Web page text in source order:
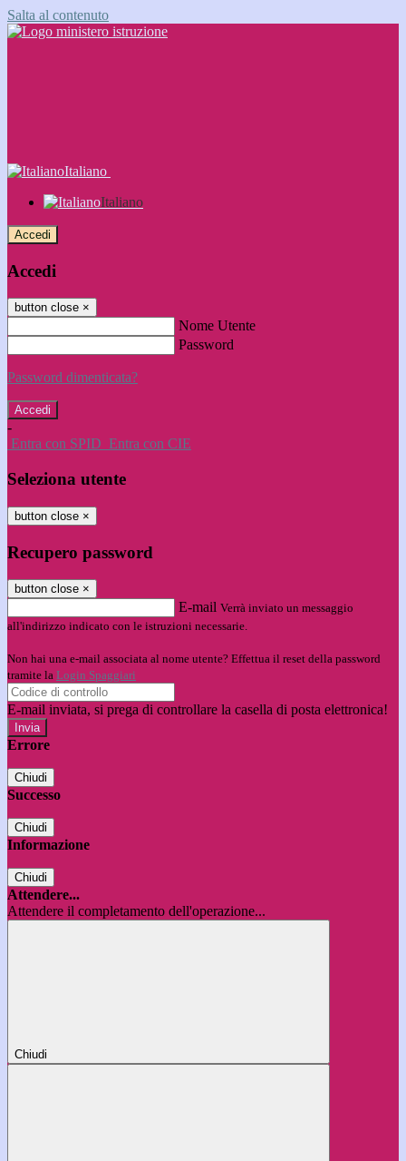
Salta al contenuto
Italiano
Italiano
Accedi
Accedi
button close ×
Nome Utente
Password
Password dimenticata?
-
Entra con SPID Entra con CIE
Seleziona utente
button close ×
Recupero password
button close ×
E-mail Verrà inviato un messaggio
all'indirizzo indicato con le istruzioni necessarie.
Non hai una e-mail associata al nome utente? Effettua il reset della password
tramite la Login Spaggiari
E-mail inviata, si prega di controllare la casella di posta elettronica!
Errore
Chiudi
Successo
Chiudi
Informazione
Chiudi
Attendere...
Attendere il completamento dell'operazione...
Chiudi